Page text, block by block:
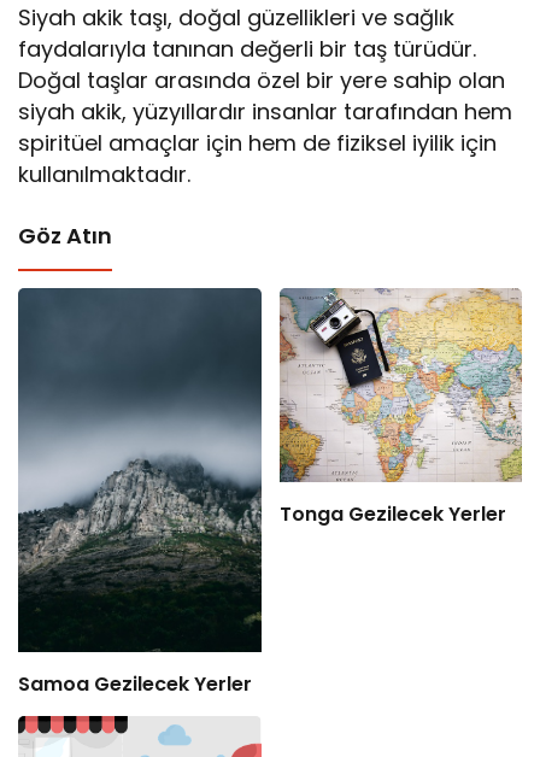
Siyah akik taşı, doğal güzellikleri ve sağlık
faydalarıyla tanınan değerli bir taş türüdür.
Doğal taşlar arasında özel bir yere sahip olan
siyah akik, yüzyıllardır insanlar tarafından hem
spiritüel amaçlar için hem de fiziksel iyilik için
kullanılmaktadır.
Göz Atın
Samoa Gezilecek Yerler
Tonga Gezilecek Yerler